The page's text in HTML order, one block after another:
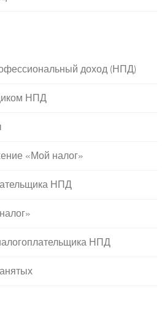
доход (НПД)
НПД
«Мой налог»
НПД
НПД